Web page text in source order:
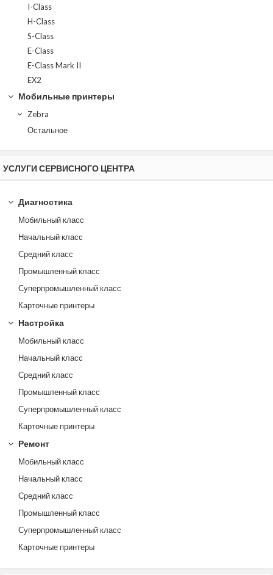
I-Class
H-Class
S-Class
E-Class
E-Class Mark II
EX2
Мобильные принтеры
Zebra
Остальное
УСЛУГИ СЕРВИСНОГО ЦЕНТРА
Диагностика
Мобильный класс
Начальный класс
Средний класс
Промышленный класс
Суперпромышленный класс
Карточные принтеры
Настройка
Мобильный класс
Начальный класс
Средний класс
Промышленный класс
Суперпромышленный класс
Карточные принтеры
Ремонт
Мобильный класс
Начальный класс
Средний класс
Промышленный класс
Суперпромышленный класс
Карточные принтеры